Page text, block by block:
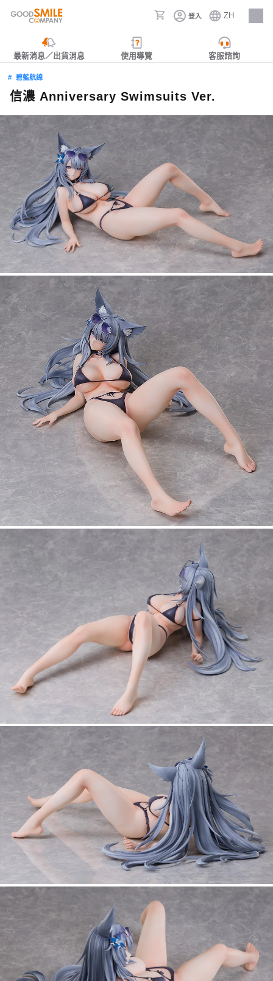
登入 ZH
人才招募
最新消息／出貨消息 使用導覽 客服諮詢
碧藍航線
信濃 Anniversary Swimsuits Ver.